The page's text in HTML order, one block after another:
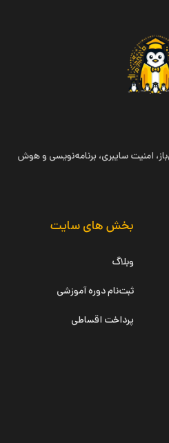
امنیت سایبری، برنامه‌نویسی و هوش
بخش های سایت
وبلاگ
ثبت‌نام دوره آموزشی
پرداخت اقساطی